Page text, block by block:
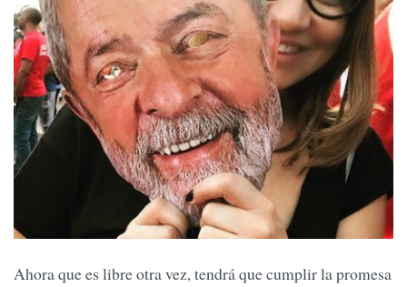
Ahora que es libre otra vez, tendrá que cumplir la promesa